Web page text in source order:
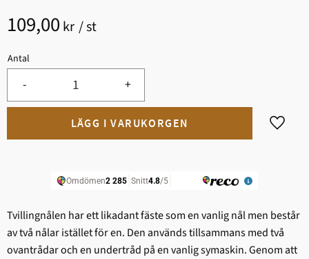
109,00 kr /st
Antal
+
-
Lägg
Tvillingnålen har ett likadant fäste som en vanlig nål men består
av två nålar istället för en. Den används tillsammans med två
ovantrådar och en undertråd på en vanlig symaskin. Genom att